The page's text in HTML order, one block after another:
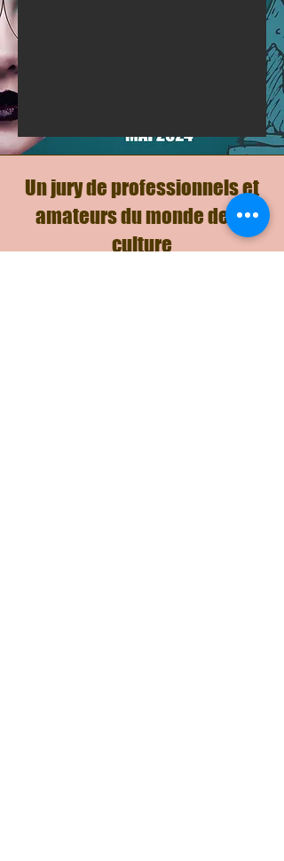
Un jury de professionnels et
amateurs du monde de la
culture